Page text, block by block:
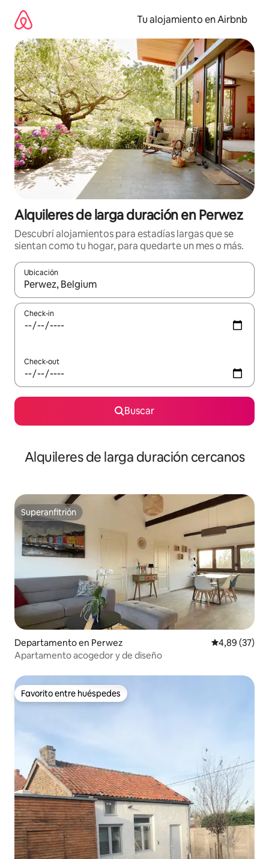
contenido
Tu alojamiento en Airbnb
Alquileres de larga duración en Perwez
Descubrí alojamientos para estadías largas que se
sientan como tu hogar, para quedarte un mes o más.
Ubicación
Cuando los resultados estén disponibles, navegá con las
Check-in
Check-out
Buscar
Alquileres de larga duración cercanos
Superanfitrión
Superanfitrión
Departamento en Perwez Calificación
4,89 (37)
Apartamento acogedor y de diseño
Favorito entre huéspedes
Favorito entre huéspedes